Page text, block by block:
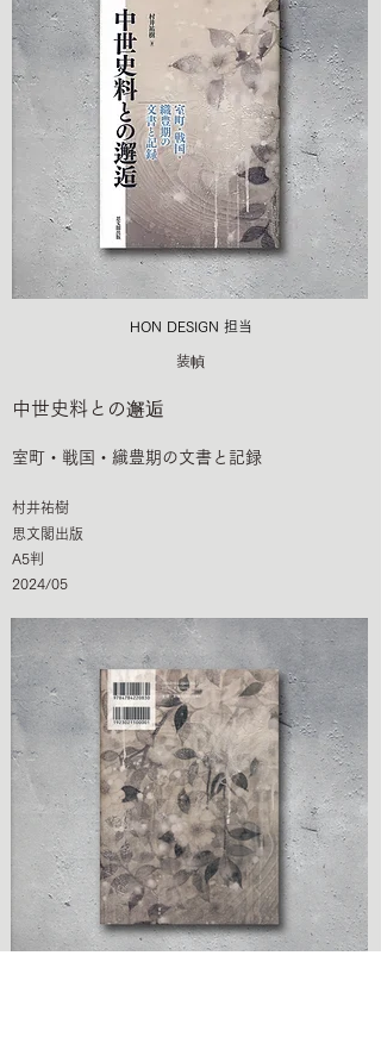
HON DESIGN​ 担当
装幀
中世史料との邂逅
室町・戦国・織豊期の文書と記録
村井祐樹
思文閣出版
A5判
2024/05